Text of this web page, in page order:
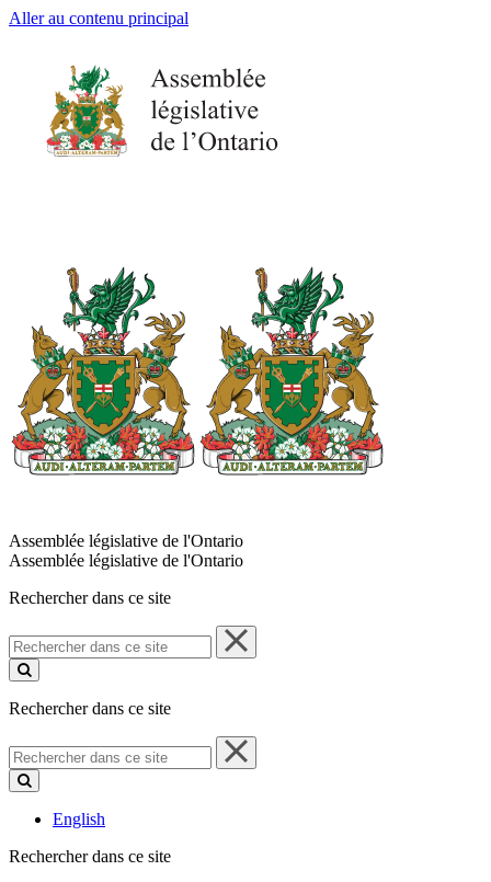
Aller au contenu principal
Assemblée législative de l'Ontario
Assemblée législative de l'Ontario
Rechercher dans ce site
Rechercher
dans
ce
Rechercher dans ce site
Rechercher
dans
ce
English
Rechercher dans ce site